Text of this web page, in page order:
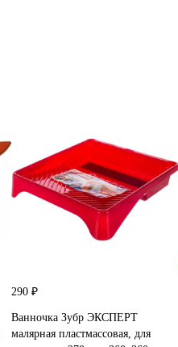
290 ₽
Ванночка Зубр ЭКСПЕРТ
малярная пластмассовая, для